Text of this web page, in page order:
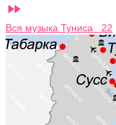

Вся музыка Туниса 22